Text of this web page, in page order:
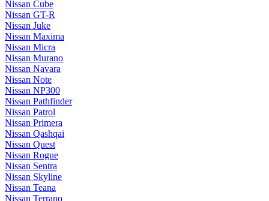
Nissan Cube
Nissan GT-R
Nissan Juke
Nissan Maxima
Nissan Micra
Nissan Murano
Nissan Navara
Nissan Note
Nissan NP300
Nissan Pathfinder
Nissan Patrol
Nissan Primera
Nissan Qashqai
Nissan Quest
Nissan Rogue
Nissan Sentra
Nissan Skyline
Nissan Teana
Nissan Terrano